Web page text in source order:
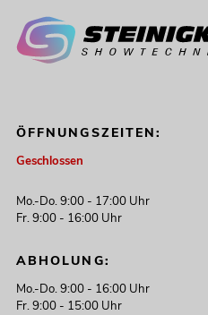
ÖFFNUNGSZEITEN:
Geschlossen
Mo.-Do. 9:00 - 17:00 Uhr
Fr. 9:00 - 16:00 Uhr
ABHOLUNG:
Mo.-Do. 9:00 - 16:00 Uhr
Fr. 9:00 - 15:00 Uhr